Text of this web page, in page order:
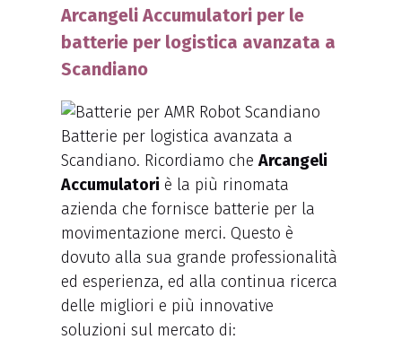
Arcangeli Accumulatori per le
batterie per logistica avanzata a
Scandiano
Batterie per logistica avanzata a
Scandiano. Ricordiamo che Arcangeli
Accumulatori è la più rinomata
azienda che fornisce batterie per la
movimentazione merci. Questo è
dovuto alla sua grande professionalità
ed esperienza, ed alla continua ricerca
delle migliori e più innovative
soluzioni sul mercato di: